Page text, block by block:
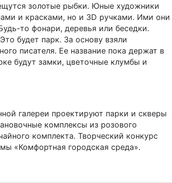
золотые рыбки. Юные художники
и красками, но и 3D ручками. Ими они
то фонари, деревья или беседки.
будет парк. За основу взяли
писателя. Ее название пока держат в
будут замки, цветочные клумбы и
галереи проектируют парки и скверы
комплексы из розового
комплекта. Творческий конкурс
«Комфортная городская среда».